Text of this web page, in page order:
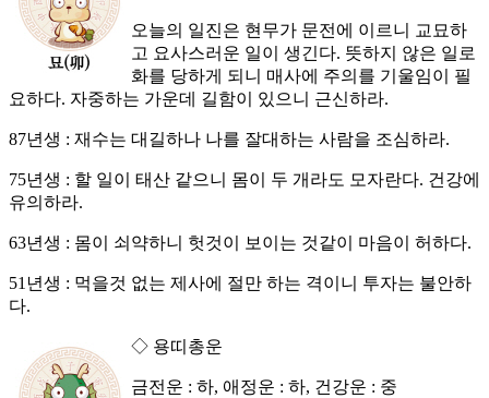
오늘의 일진은 현무가 문전에 이르니 교묘하
고 요사스러운 일이 생긴다. 뜻하지 않은 일로
화를 당하게 되니 매사에 주의를 기울임이 필
요하다. 자중하는 가운데 길함이 있으니 근신하라.
87년생 : 재수는 대길하나 나를 잘대하는 사람을 조심하라.
75년생 : 할 일이 태산 같으니 몸이 두 개라도 모자란다. 건강에
유의하라.
63년생 : 몸이 쇠약하니 헛것이 보이는 것같이 마음이 허하다.
51년생 : 먹을것 없는 제사에 절만 하는 격이니 투자는 불안하
다.
◇ 용띠총운
금전운 : 하, 애정운 : 하, 건강운 : 중